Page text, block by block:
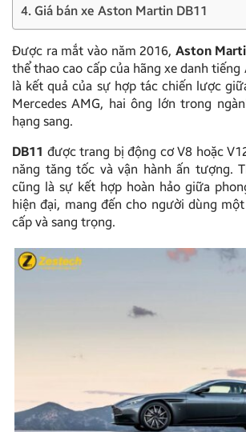
4. Giá bán xe Aston Martin DB11
Được ra mắt vào năm 2016, Aston
thể thao cao cấp của hãng xe danh
là kết quả của sự hợp tác chiến lược
Mercedes AMG, hai ông lớn trong
hạng sang.
DB11 được trang bị động cơ V8 hoặc
năng tăng tốc và vận hành ấn tượng.
cũng là sự kết hợp hoàn hảo giữa
hiện đại, mang đến cho người dùng
cấp và sang trọng.